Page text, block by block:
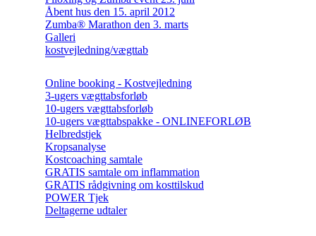
Åbent hus den 15. april 2012
Zumba® Marathon den 3. marts
Galleri
kostvejledning/vægttab
Online booking - Kostvejledning
3-ugers vægttabsforløb
10-ugers vægttabsforløb
10-ugers vægttabspakke - ONLINEFORLØB
Helbredstjek
Kropsanalyse
Kostcoaching samtale
GRATIS samtale om inflammation
GRATIS rådgivning om kosttilskud
POWER Tjek
Deltagerne udtaler